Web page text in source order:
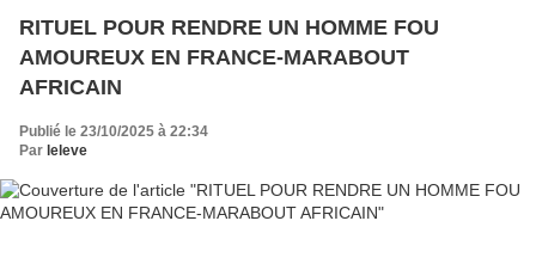
RITUEL POUR RENDRE UN HOMME FOU
AMOUREUX EN FRANCE-MARABOUT
AFRICAIN
Publié le 23/10/2025 à 22:34
Par leleve